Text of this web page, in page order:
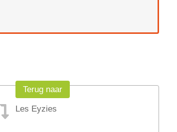
Terug naar
Les Eyzies